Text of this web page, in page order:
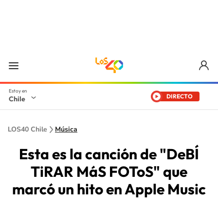
Chile DIRECTO
LOS40 Chile Música
Esta es la canción de "DeBÍ
TiRAR MáS FOToS" que
marcó un hito en Apple Music